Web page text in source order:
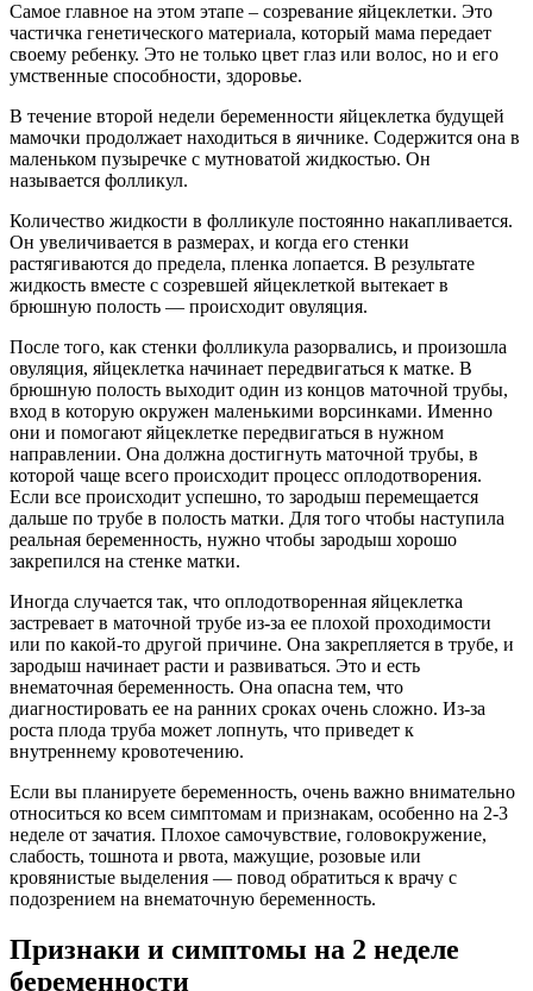
Самое главное на этом этапе – созревание яйцеклетки. Это
частичка генетического материала, который мама передает
своему ребенку. Это не только цвет глаз или волос, но и его
умственные способности, здоровье.
В течение второй недели беременности яйцеклетка будущей
мамочки продолжает находиться в яичнике. Содержится она в
маленьком пузыречке с мутноватой жидкостью. Он
называется фолликул.
Количество жидкости в фолликуле постоянно накапливается.
Он увеличивается в размерах, и когда его стенки
растягиваются до предела, пленка лопается. В результате
жидкость вместе с созревшей яйцеклеткой вытекает в
брюшную полость — происходит овуляция.
После того, как стенки фолликула разорвались, и произошла
овуляция, яйцеклетка начинает передвигаться к матке. В
брюшную полость выходит один из концов маточной трубы,
вход в которую окружен маленькими ворсинками. Именно
они и помогают яйцеклетке передвигаться в нужном
направлении. Она должна достигнуть маточной трубы, в
которой чаще всего происходит процесс оплодотворения.
Если все происходит успешно, то зародыш перемещается
дальше по трубе в полость матки. Для того чтобы наступила
реальная беременность, нужно чтобы зародыш хорошо
закрепился на стенке матки.
Иногда случается так, что оплодотворенная яйцеклетка
застревает в маточной трубе из-за ее плохой проходимости
или по какой-то другой причине. Она закрепляется в трубе, и
зародыш начинает расти и развиваться. Это и есть
внематочная беременность. Она опасна тем, что
диагностировать ее на ранних сроках очень сложно. Из-за
роста плода труба может лопнуть, что приведет к
внутреннему кровотечению.
Если вы планируете беременность, очень важно внимательно
относиться ко всем симптомам и признакам, особенно на 2-3
неделе от зачатия. Плохое самочувствие, головокружение,
слабость, тошнота и рвота, мажущие, розовые или
кровянистые выделения — повод обратиться к врачу с
подозрением на внематочную беременность.
Признаки и симптомы на 2 неделе
беременности